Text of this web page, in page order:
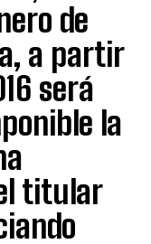
de
a partir
será
la
titular